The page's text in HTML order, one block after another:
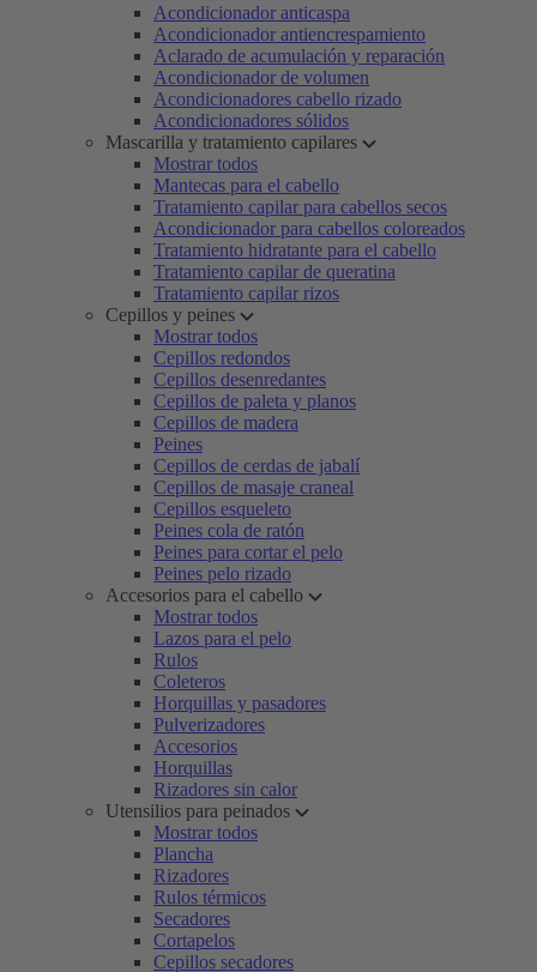
Acondicionador anticaspa
Acondicionador antiencrespamiento
Aclarado de acumulación y reparación
Acondicionador de volumen
Acondicionadores cabello rizado
Acondicionadores sólidos
Mascarilla y tratamiento capilares
Mostrar todos
Mantecas para el cabello
Tratamiento capilar para cabellos secos
Acondicionador para cabellos coloreados
Tratamiento hidratante para el cabello
Tratamiento capilar de queratina
Tratamiento capilar rizos
Cepillos y peines
Mostrar todos
Cepillos redondos
Cepillos desenredantes
Cepillos de paleta y planos
Cepillos de madera
Peines
Cepillos de cerdas de jabalí
Cepillos de masaje craneal
Cepillos esqueleto
Peines cola de ratón
Peines para cortar el pelo
Peines pelo rizado
Accesorios para el cabello
Mostrar todos
Lazos para el pelo
Rulos
Coleteros
Horquillas y pasadores
Pulverizadores
Accesorios
Horquillas
Rizadores sin calor
Utensilios para peinados
Mostrar todos
Plancha
Rizadores
Rulos térmicos
Secadores
Cortapelos
Cepillos secadores